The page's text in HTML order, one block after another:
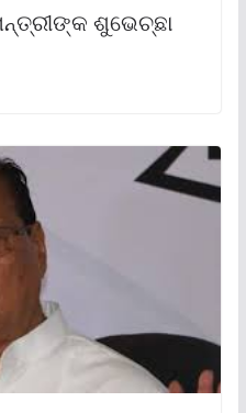
ଶୁଭେଚ୍ଛା